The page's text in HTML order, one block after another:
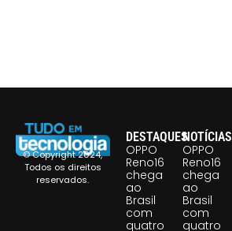
© Copyright 2024,
Todos os direitos
reservados.
DESTAQUES
OPPO
Reno16
chega
ao
Brasil
com
quatro
NOTÍCIAS
OPPO
Reno16
chega
ao
Brasil
com
quatro